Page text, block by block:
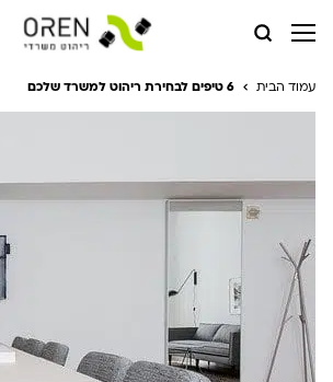
עמוד הבית 6 טיפים לבחירת ריהוט למשרד שלכם